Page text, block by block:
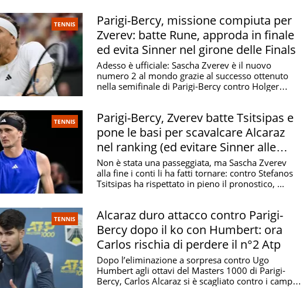
TENNIS
Parigi-Bercy, missione compiuta per
Zverev: batte Rune, approda in finale
ed evita Sinner nel girone delle Finals
Adesso è ufficiale: Sascha Zverev è il nuovo
numero 2 al mondo grazie al successo ottenuto
nella semifinale di Parigi-Bercy contro Holger
TENNIS
Parigi-Bercy, Zverev batte Tsitsipas e
pone le basi per scavalcare Alcaraz
nel ranking (ed evitare Sinner alle
Finals)
Non è stata una passeggiata, ma Sascha Zverev
alla fine i conti li ha fatti tornare: contro Stefanos
Tsitsipas ha rispettato in pieno il pronostico, ...
TENNIS
Alcaraz duro attacco contro Parigi-
Bercy dopo il ko con Humbert: ora
Carlos rischia di perdere il n°2 Atp
Dopo l’eliminazione a sorpresa contro Ugo
Humbert agli ottavi del Masters 1000 di Parigi-
Bercy, Carlos Alcaraz si è scagliato contro i campi